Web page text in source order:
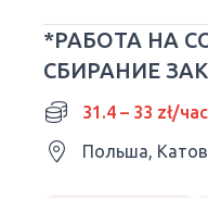
*РАБОТА НА
СБИРАНИЕ
УПАКОВКА
31.4 – 33 zł/час
Польша,